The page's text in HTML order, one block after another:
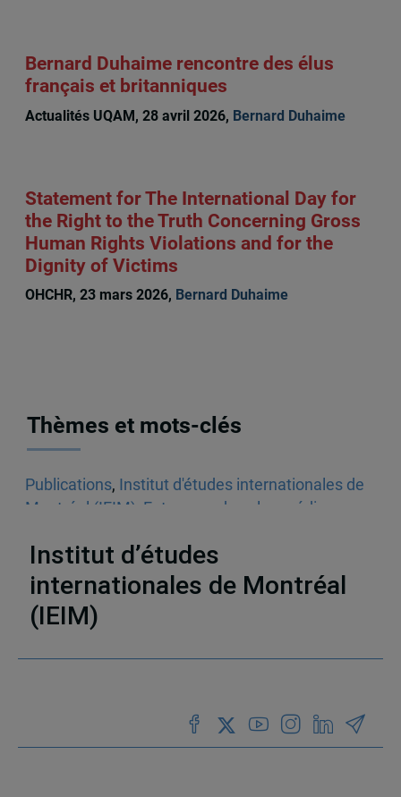
Bernard Duhaime rencontre des élus
français et britanniques
Actualités UQAM, 28 avril 2026, Bernard Duhaime
Statement for The International Day for
the Right to the Truth Concerning Gross
Human Rights Violations and for the
Dignity of Victims
OHCHR, 23 mars 2026, Bernard Duhaime
Thèmes et mots-clés
Publications, Institut d'études internationales de
Montréal (IEIM) Entrevues dans les médias
Institut d’études
internationales de Montréal
(IEIM)